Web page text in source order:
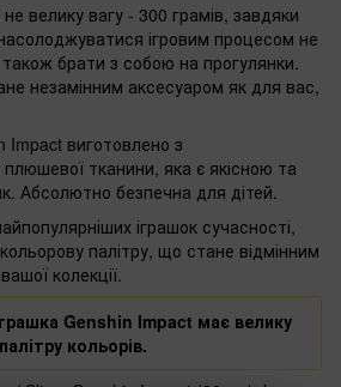
велику вагу - 300 грамів, завдяки
ігровим процесом не
брати з собою на прогулянки.
незамінним аксесуаром як для вас,
Impact виготовлено з
тканини, яка є якісною та
Абсолютно безпечна для дітей.
іграшок сучасності,
палітру, що стане відмінним
колекції.
Genshin Impact має велику
палітру кольорів.